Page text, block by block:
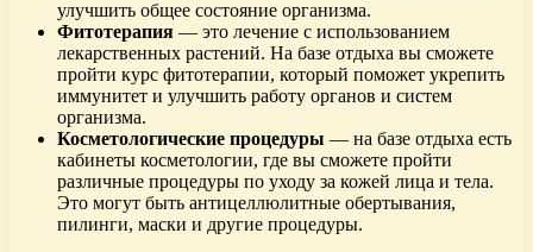
улучшить общее состояние организма.
Фитотерапия — это лечение с использованием
лекарственных растений. На базе отдыха вы сможете
пройти курс фитотерапии, который поможет укрепить
иммунитет и улучшить работу органов и систем
организма.
Косметологические процедуры — на базе отдыха есть
кабинеты косметологии, где вы сможете пройти
различные процедуры по уходу за кожей лица и тела.
Это могут быть антицеллюлитные обертывания,
пилинги, маски и другие процедуры.